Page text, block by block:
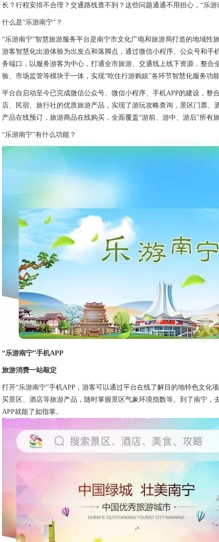
长？行程安排不合理？交通路线查不到？这些问题通通不用担心，“乐
什么是“乐游南宁”？
“乐游南宁”智慧旅游服务平台是南宁市文化广电和旅游局打造的地域性
游客智慧化出游体验为出发点和落脚点，通过微信小程序、公众号和手
务端口，以服务游客为中心，打通全市旅游、交通线上线下资源，整合
验、市场监管等模块于一体，实现“吃住行游购娱”各环节智慧化服务功
平台自启动至今已完成微信公众号、微信小程序、手机APP的建设，整
店、民宿、旅行社的优质旅游产品，实现了游玩攻略查询，景区门票、
产品在线预订，旅游商品在线购买，全面覆盖“游前、游中、游后”所有
“乐游南宁”有什么功能？
“乐游南宁”手机APP
旅游消费一站敲定
打开“乐游南宁”手机APP，游客可以通过平台在线了解目的地特色文化
买景区、酒店等旅游产品，随时掌握景区气象环境指数等。到了南宁，
APP就能了如指掌。